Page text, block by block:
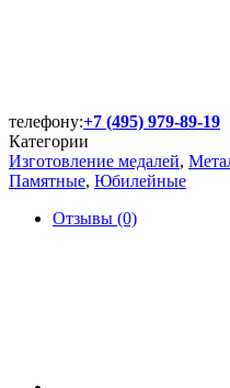
телефону:+7 (495) 979-89-19
Категории
Изготовление медалей,
Памятные, Юбилейные
Отзывы (0)